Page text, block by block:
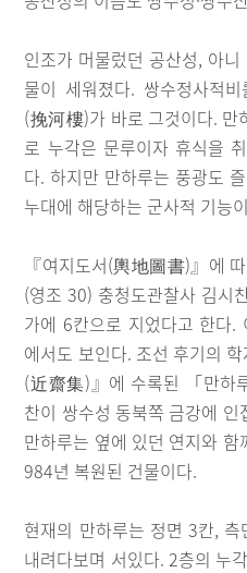
인조가 머물렀던 공산성, 아
물이 세워졌다. 쌍수정사적
(挽河樓)가 바로 그것이다. 만
로 누각은 문루이자 휴식을
다. 하지만 만하루는 풍광도
누대에 해당하는 군사적 기능
『여지도서(輿地圖書)』에
(영조 30) 충청도관찰사 김시
가에 6칸으로 지었다고 한다.
에서도 보인다. 조선 후기의
(近齋集)』에 수록된 「만하
찬이 쌍수성 동북쪽 금강에
만하루는 옆에 있던 연지와
984년 복원된 건물이다.
현재의 만하루는 정면 3칸,
내려다보며 서있다. 2층의 누